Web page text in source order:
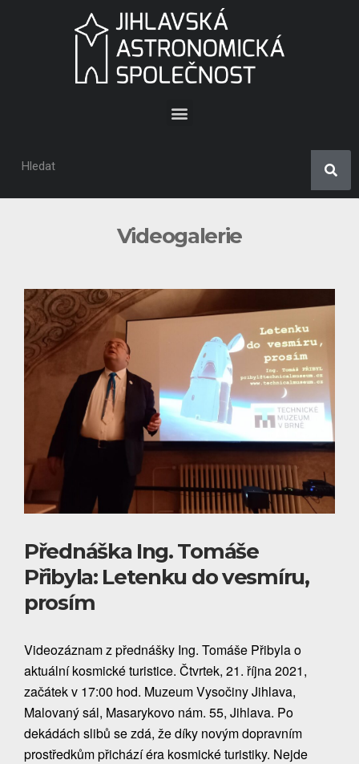
Videogalerie
Přednáška Ing. Tomáše
Přibyla: Letenku do vesmíru,
prosím
Videozáznam z přednášky Ing. Tomáše Přibyla o
aktuální kosmické turistice. Čtvrtek, 21. října 2021,
začátek v 17:00 hod. Muzeum Vysočiny Jihlava,
Malovaný sál, Masarykovo nám. 55, Jihlava. Po
dekádách slibů se zdá, že díky novým dopravním
prostředkům přichází éra kosmické turistiky. Nejde